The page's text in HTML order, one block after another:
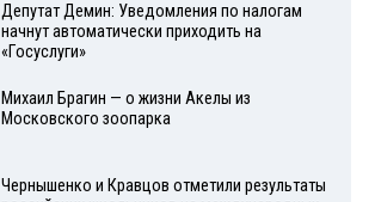
Депутат Демин: Уведомления по налогам
начнут автоматически приходить на
«Госуслуги»
Михаил Брагин — о жизни Акелы из
Московского зоопарка
Чернышенко и Кравцов отметили результаты